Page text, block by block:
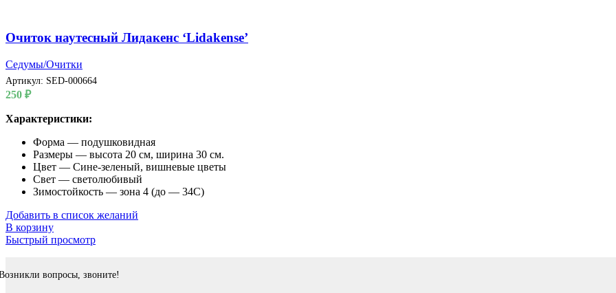
Очиток наутесный Лидакенс ‘Lidakense’
Седумы/Очитки
Артикул: SED-000664
250 ₽
Характеристики:
Форма — подушковидная
Размеры — высота 20 см, ширина 30 см.
Цвет — Сине-зеленый, вишневые цветы
Свет — светолюбивый
Зимостойкость — зона 4 (до — 34С)
Добавить в список желаний
В корзину
Быстрый просмотр
вопросы, звоните!